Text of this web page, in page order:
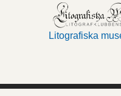
Litografiska